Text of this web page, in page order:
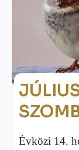
Évközi 14.